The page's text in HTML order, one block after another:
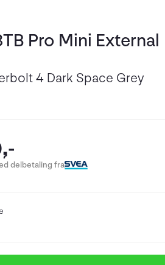
Pro Mini External
4 Dark Space Grey
delbetaling fra